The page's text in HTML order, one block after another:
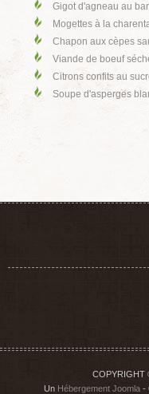
Gigot d'agneau au
Mogettes à la
Chapon aux cèpes
Viande de boeuf
Citrons confits au
Soupe d'asperges
COPYRIGHT
Un Hébergement Joomla -